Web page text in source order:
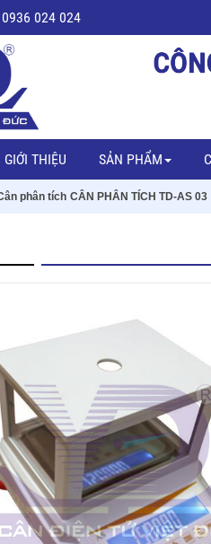
024 024
GIỚI THIỆU SẢN PHẨM
phân tích CÂN PHÂN TÍCH TD-AS 03